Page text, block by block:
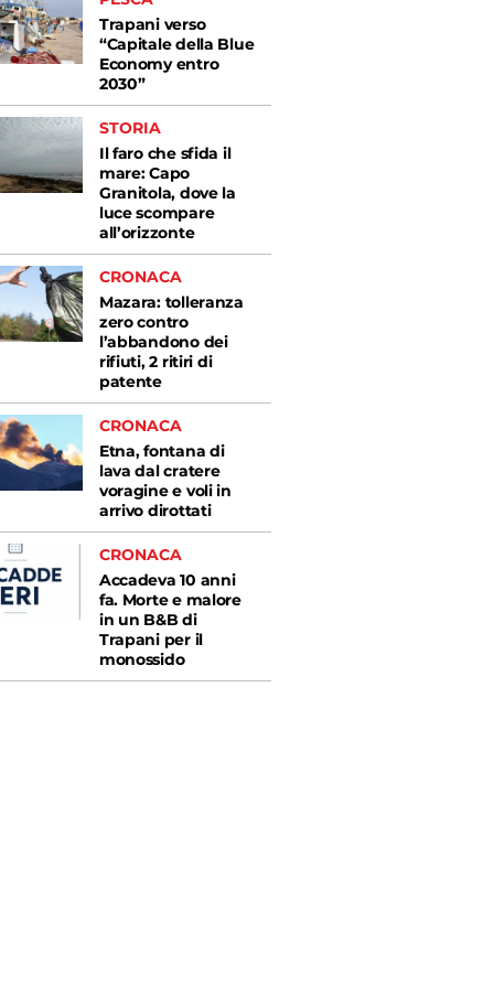
Trapani verso
“Capitale della Blue
Economy entro
2030”
STORIA
Il faro che sfida il
mare: Capo
Granitola, dove la
luce scompare
all’orizzonte
CRONACA
Mazara: tolleranza
zero contro
l’abbandono dei
rifiuti, 2 ritiri di
patente
CRONACA
Etna, fontana di
lava dal cratere
voragine e voli in
arrivo dirottati
CRONACA
Accadeva 10 anni
fa. Morte e malore
in un B&B di
Trapani per il
monossido